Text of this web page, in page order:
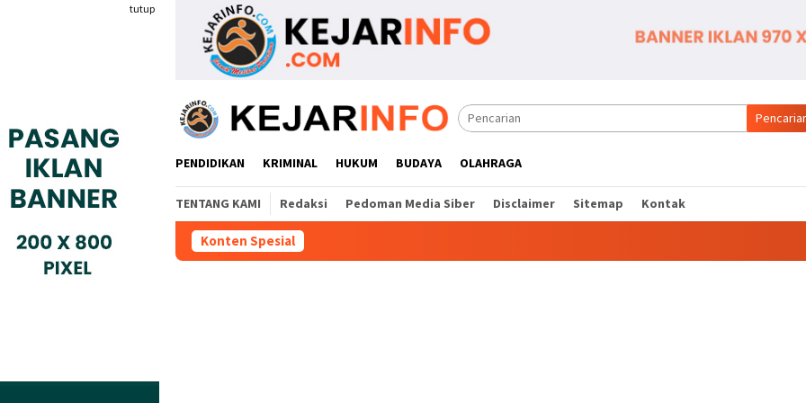
tutup
PENDIDIKAN KRIMINAL HUKUM BUDAYA OLAHRAGA
TENTANG KAMI Redaksi Pedoman Media Siber Disclaimer Sitemap Kontak
Konten Spesial